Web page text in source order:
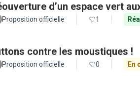
d’un espace vert
Proposition officielle 1
contre les moustiques !
Proposition officielle 0 En